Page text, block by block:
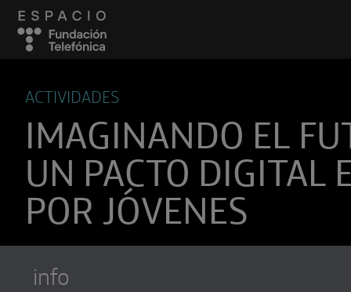
ACTIVIDADES
IMAGINANDO EL
UN PACTO DIGITAL
POR JÓVENES
infoSuscríbete a